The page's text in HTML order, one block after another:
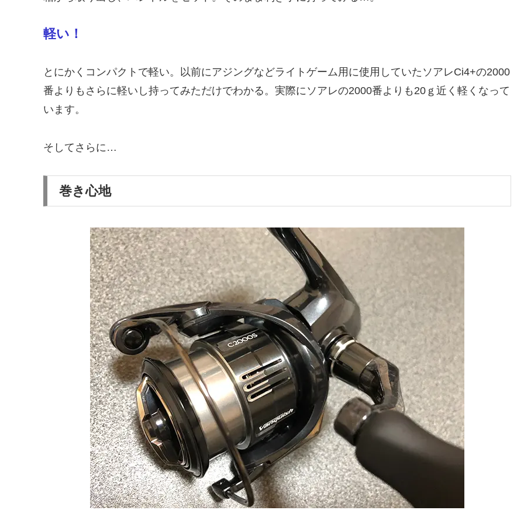
軽い！
とにかくコンパクトで軽い。以前にアジングなどライトゲーム用に使用していたソアレCi4+の2000
番よりもさらに軽いし持ってみただけでわかる。実際にソアレの2000番よりも20ｇ近く軽くなって
います。
そしてさらに…
巻き心地